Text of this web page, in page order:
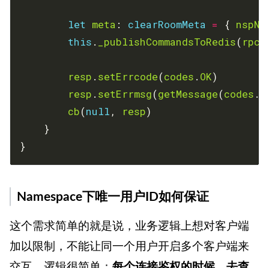
let meta : clearRoomMeta = {
this . _publishCommandsToRedis(
resp . setErrcode(codes . OK
resp . setErrmsg(getMessage(codes .
cb(null , resp
}
Namespace下唯一用户ID如何保证
这个需求简单的就是说，业务逻辑上想对客户端
加以限制，不能让同一个用户开启多个客户端来